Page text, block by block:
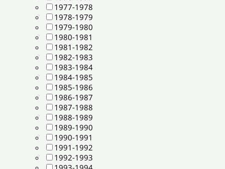
1977-1978
1978-1979
1979-1980
1980-1981
1981-1982
1982-1983
1983-1984
1984-1985
1985-1986
1986-1987
1987-1988
1988-1989
1989-1990
1990-1991
1991-1992
1992-1993